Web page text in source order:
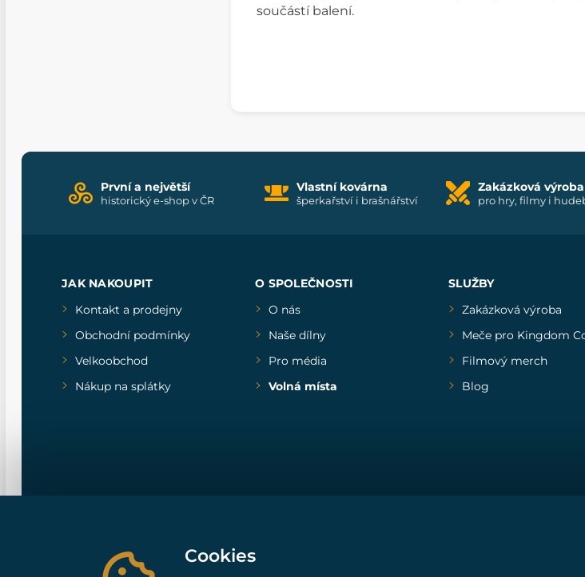
součástí balení.
První a největší
historický e-shop v ČR
Vlastní kovárna
šperkařství i brašnářství
Zakázková výroba
pro hry, filmy i
JAK NAKOUPIT
Kontakt a prodejny
Obchodní podmínky
Velkoobchod
Nákup na splátky
O SPOLEČNOSTI
O nás
Naše dílny
Pro média
Volná místa
SLUŽBY
Zakázková výroba
Meče pro Kingdom
Filmový merch
Blog
Cookies